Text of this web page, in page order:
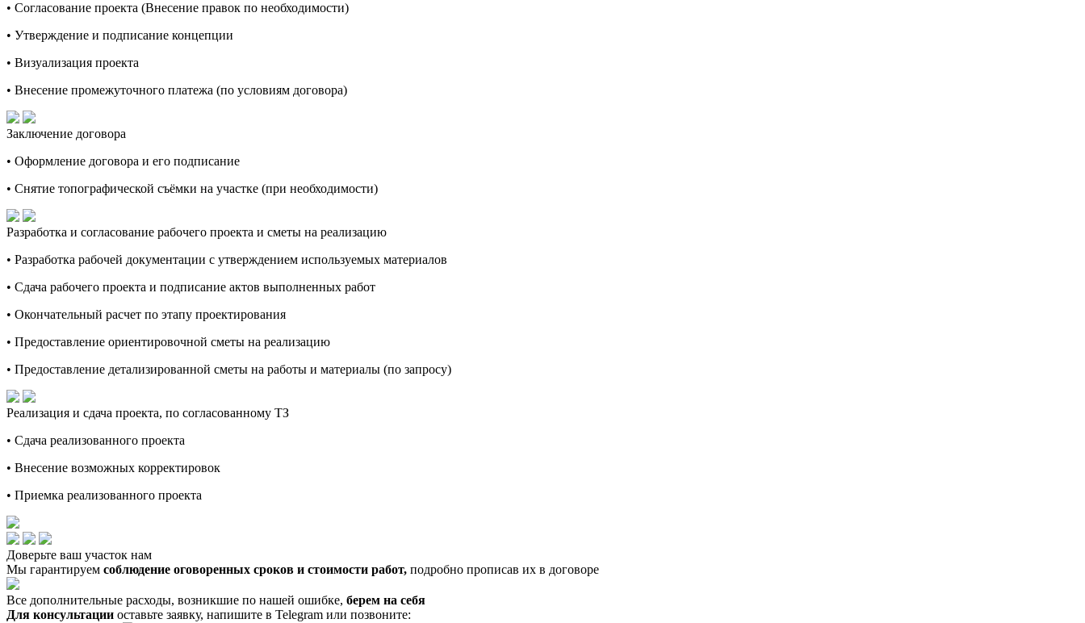
• Согласование проекта (Внесение правок по необходимости)
• Утверждение и подписание концепции
• Визуализация проекта
• Внесение промежуточного платежа (по условиям договора)
Заключение договора
• Оформление договора и его подписание
• Снятие топографической съёмки на участке (при необходимости)
Разработка и согласование рабочего проекта и сметы на реализацию
• Разработка рабочей документации с утверждением используемых материалов
• Сдача рабочего проекта и подписание актов выполненных работ
• Окончательный расчет по этапу проектирования
• Предоставление ориентировочной сметы на реализацию
• Предоставление детализированной сметы на работы и материалы (по запросу)
Реализация и сдача проекта, по согласованному ТЗ
• Сдача реализованного проекта
• Внесение возможных корректировок
• Приемка реализованного проекта
Доверьте ваш участок нам
Мы гарантируем соблюдение оговоренных сроков и стоимости работ, подробно прописав их в договоре
Все дополнительные расходы, возникшие по нашей ошибке, берем на себя
Для консультации оставьте заявку, напишите в Telegram или позвоните: